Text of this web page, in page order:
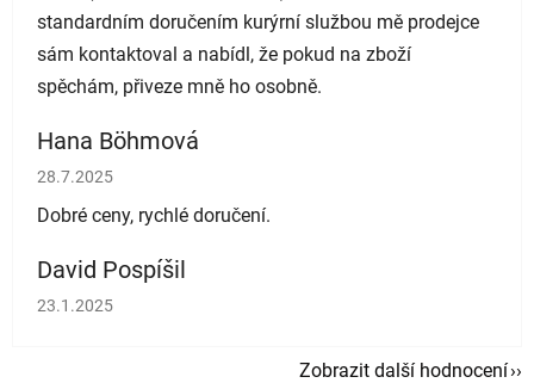
standardním doručením kurýrní službou mě prodejce
sám kontaktoval a nabídl, že pokud na zboží
spěchám, přiveze mně ho osobně.
Hana Böhmová
Hodnocení obchodu je 5 z 5 hvězdiček.
28.7.2025
Dobré ceny, rychlé doručení.
David Pospíšil
Hodnocení obchodu je 5 z 5 hvězdiček.
23.1.2025
Zobrazit další hodnocení